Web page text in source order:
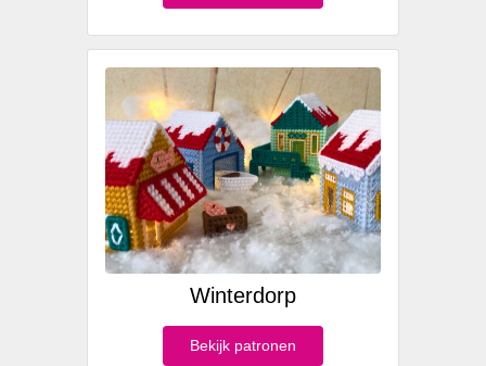
Winterdorp
Bekijk patronen